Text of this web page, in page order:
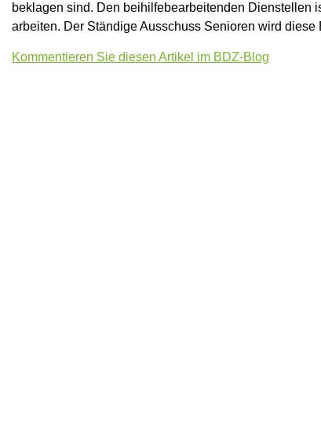
beklagen sind. Den beihilfebearbeitenden Dienstellen
arbeiten. Der Ständige Ausschuss Senioren wird
Kommentieren Sie diesen Artikel im BDZ-Blog